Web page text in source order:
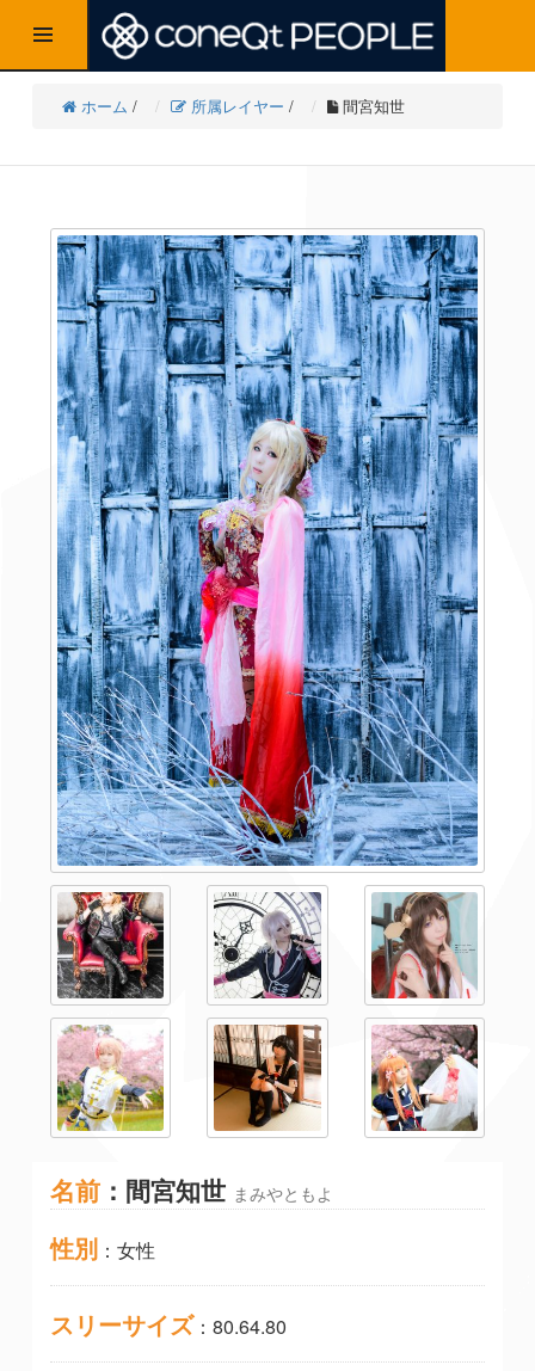
t
o
l
n
ホーム / 所属レイヤー / 間宮知世
名前 ：間宮知世 まみやともよ
性別 ：女性
スリーサイズ：80.64.80